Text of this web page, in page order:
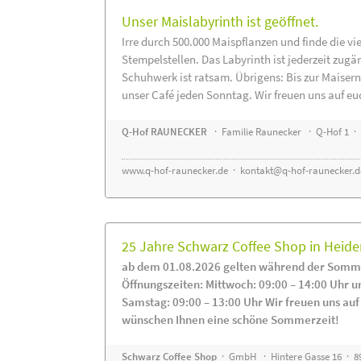
Unser Maislabyrinth ist geöffnet.
Irre durch 500.000 Maispflanzen und finde die
Stempelstellen. Das Labyrinth ist jederzeit
Schuhwerk ist ratsam. Übrigens: Bis zur
unser Café jeden Sonntag. Wir freuen uns auf
Q-Hof RAUNECKER · Familie Raunecker · Q-Hof 1
www.q-hof-raunecker.de · kontakt@q-hof-
25 Jahre Schwarz Coffee Shop in
ab dem 01.08.2026 gelten während der
Öffnungszeiten: Mittwoch: 09:00 – 14:00 Uhr
Samstag: 09:00 – 13:00 Uhr Wir freuen uns
wünschen Ihnen eine schöne Sommerzeit!
Schwarz Coffee Shop · GmbH · Hintere Gasse 16 ·